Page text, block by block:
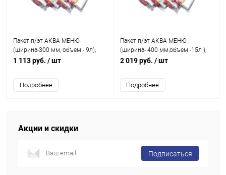
Пакет п/эт АКВА МЕНЮ
(ширина-300 мм, объем - 9л),
упаковка 50шт.
1 113 руб. / шт
Подробнее
Пакет п/эт АКВА МЕНЮ
(ширина- 400 мм,объем -15л ),
упаковка 50шт.
2 019 руб. / шт
Подробнее
Акции и скидки
Подписаться